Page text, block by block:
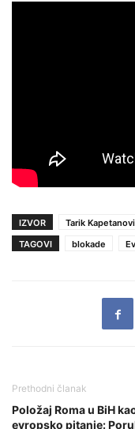
IZVOR
Tarik
TAGOVI
blokade
Prethodni članak
Položaj Roma u BiH
evropsko pitanje: